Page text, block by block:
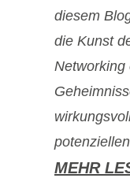
diesem
die Kunst
Networking
MEHR